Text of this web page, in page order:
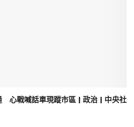
心戰喊話車現蹤市區 | 政治 | 中央社